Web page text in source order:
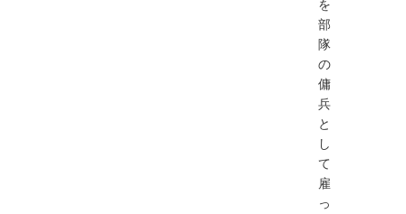
を
部
隊
の
傭
兵
と
し
て
雇
っ